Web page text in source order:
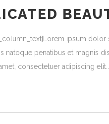
ipsum
natoque penatibus et magnis
consectetuer adipiscing elit.